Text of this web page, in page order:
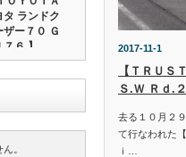
タ ランドク
ザー７０ Ｇ
７６ 】 …
。
2017-11-1
【ＴＲＵＳ
Ｓ.Ｗ Ｒｄ.
去る１０月２
て行なわれた
ｉ…